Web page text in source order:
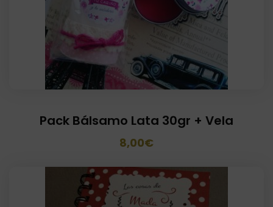
Pack Bálsamo Lata 30gr + Vela
El
original
era:
8,00€El
actual
es: